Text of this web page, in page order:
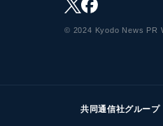
© 2024 Kyodo News PR
共同通信社グループ